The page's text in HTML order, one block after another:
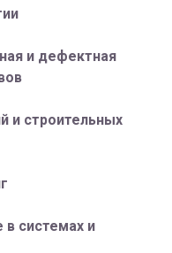
и дефектная
и строительных
системах и